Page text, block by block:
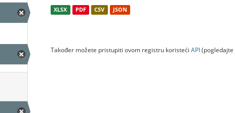
XLSX PDF CSV JSON
Također možete pristupiti ovom registru koristeći API(pogledajte